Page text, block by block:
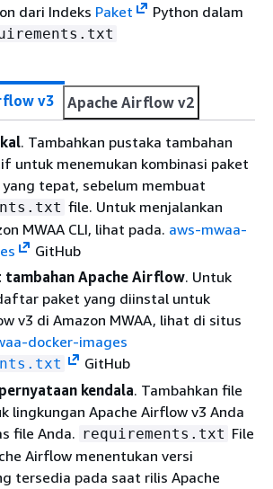
dari Indeks Paket
Python dalam
v3 Apache Airflow v2
. Tambahkan pustaka tambahan
untuk menemukan kombinasi paket
tepat, sebelum membuat
file. Untuk menjalankan
MWAA CLI, lihat pada. aws-mwaa-
GitHub
tambahan Apache Airflow. Untuk
paket yang diinstal untuk
v3 di Amazon MWAA, lihat di situs
docker-images
GitHub
kendala. Tambahkan file
lingkungan Apache Airflow v3 Anda
file Anda. requirements.txt File
Airflow menentukan versi
tersedia pada saat rilis Apache